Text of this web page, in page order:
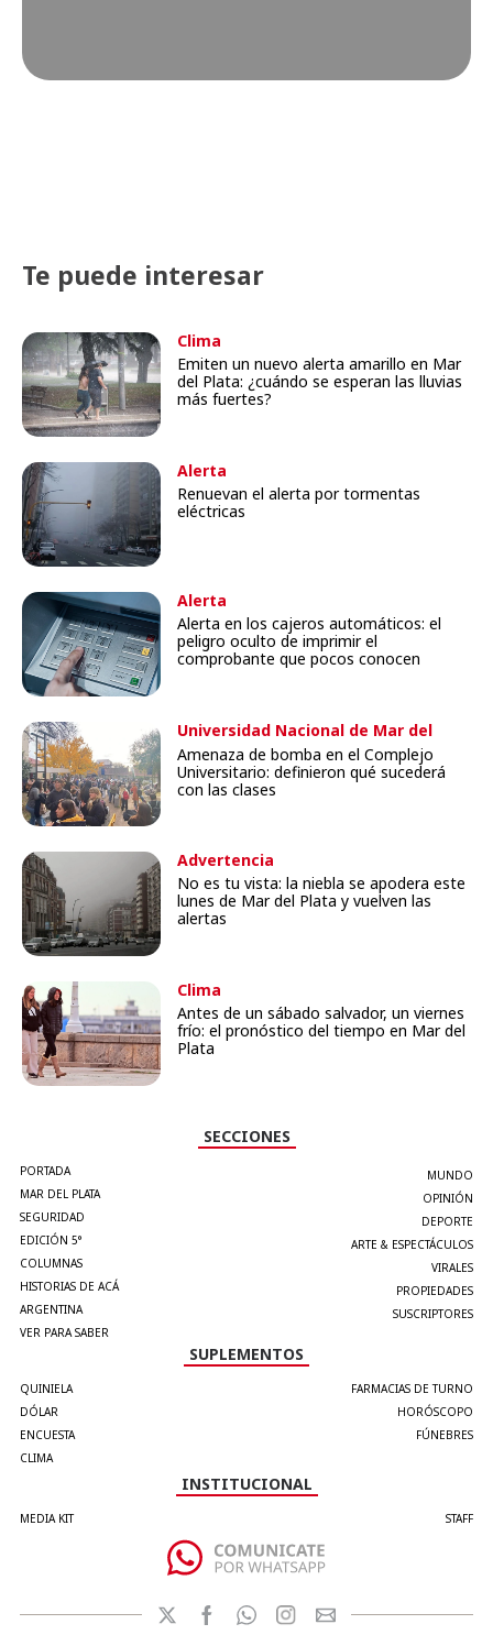
Te puede interesar
Clima
Emiten un nuevo alerta amarillo en Mar
del Plata: ¿cuándo se esperan las lluvias
más fuertes?
Alerta
Renuevan el alerta por tormentas
eléctricas
Alerta
Alerta en los cajeros automáticos: el
peligro oculto de imprimir el
comprobante que pocos conocen
Universidad Nacional de Mar del
Plata
Amenaza de bomba en el Complejo
Universitario: definieron qué sucederá
con las clases
Advertencia
No es tu vista: la niebla se apodera este
lunes de Mar del Plata y vuelven las
alertas
Clima
Antes de un sábado salvador, un viernes
frío: el pronóstico del tiempo en Mar del
Plata
SECCIONES
PORTADA
MAR DEL PLATA
SEGURIDAD
EDICIÓN 5°
COLUMNAS
HISTORIAS DE ACÁ
ARGENTINA
VER PARA SABER
MUNDO
OPINIÓN
DEPORTE
ARTE & ESPECTÁCULOS
VIRALES
PROPIEDADES
SUSCRIPTORES
SUPLEMENTOS
QUINIELA
DÓLAR
ENCUESTA
CLIMA
FARMACIAS DE TURNO
HORÓSCOPO
FÚNEBRES
INSTITUCIONAL
MEDIA KIT STAFF